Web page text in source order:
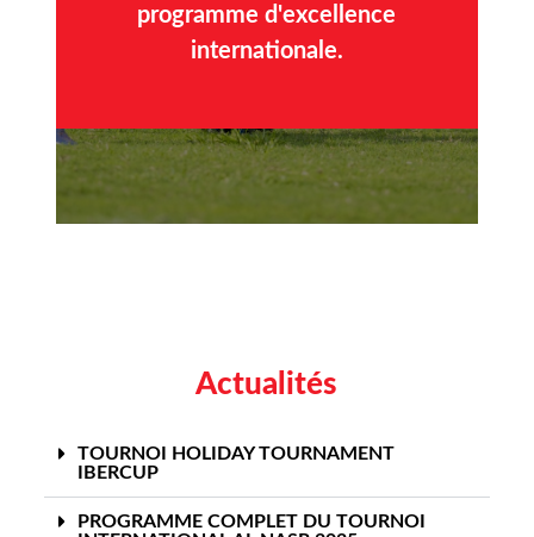
programme d'excellence
internationale.
Actualités
TOURNOI HOLIDAY TOURNAMENT
IBERCUP
PROGRAMME COMPLET DU TOURNOI